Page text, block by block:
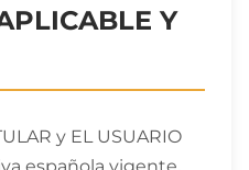
Y
y EL USUARIO